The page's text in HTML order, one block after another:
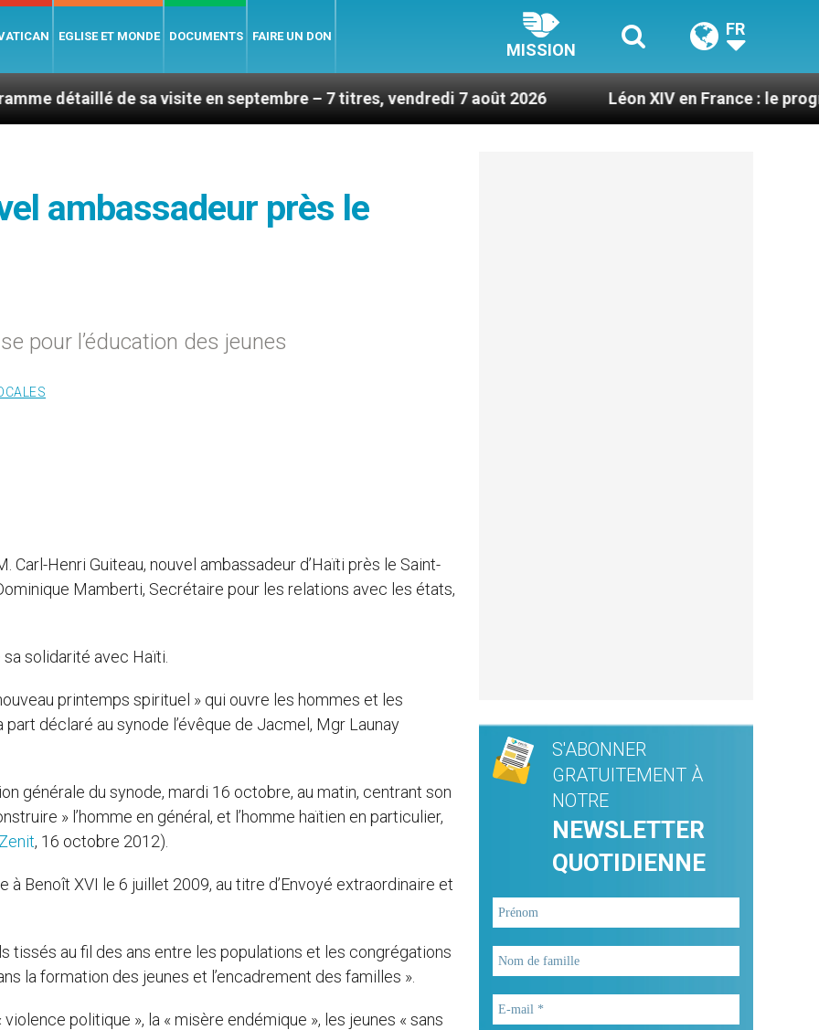
EGLISE ET MONDE DOCUMENTS FAIRE UN DON
MISSION
FR
sa visite en septembre – 7 titres, vendredi 7 août 2026 Léon XIV en France : le programme
ambassadeur près le
pour l’éducation des jeunes
Carl-Henri Guiteau, nouvel ambassadeur d’Haïti près le Saint-
Mamberti, Secrétaire pour les relations avec les états,
solidarité avec Haïti.
printemps spirituel » qui ouvre les hommes et les
déclaré au synode l’évêque de Jacmel, Mgr Launay
générale du synode, mardi 16 octobre, au matin, centrant son
» l’homme en général, et l’homme haïtien en particulier,
Zenit, 16 octobre 2012).
Benoît XVI le 6 juillet 2009, au titre d’Envoyé extraordinaire et
tissés au fil des ans entre les populations et les congrégations
la formation des jeunes et l’encadrement des familles ».
politique », la « misère endémique », les jeunes « sans
S'ABONNER
GRATUITEMENT À
NOTRE
NEWSLETTER
QUOTIDIENNE